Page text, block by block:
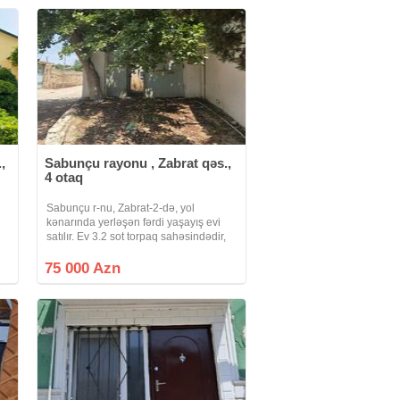
Sabunçu rayonu , Zabrat qəs.,
4 otaq
Sabunçu r-nu, Zabrat-2-də, yol
kənarında yerləşən fərdi yaşayış evi
satılır. Ev 3.2 sot torpaq sahəsindədir,
Xüsusiyyətlər: - 4 otaq və 1 balkon -
75 000 Azn